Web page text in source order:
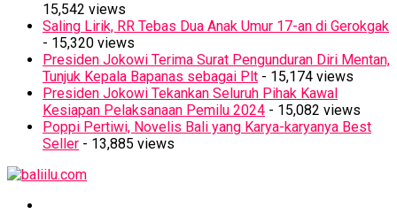
15,542 views
Saling Lirik, RR Tebas Dua Anak Umur 17-an di Gerokgak
- 15,320 views
Presiden Jokowi Terima Surat Pengunduran Diri Mentan,
Tunjuk Kepala Bapanas sebagai Plt - 15,174 views
Presiden Jokowi Tekankan Seluruh Pihak Kawal
Kesiapan Pelaksanaan Pemilu 2024 - 15,082 views
Poppi Pertiwi, Novelis Bali yang Karya-karyanya Best
Seller - 13,885 views